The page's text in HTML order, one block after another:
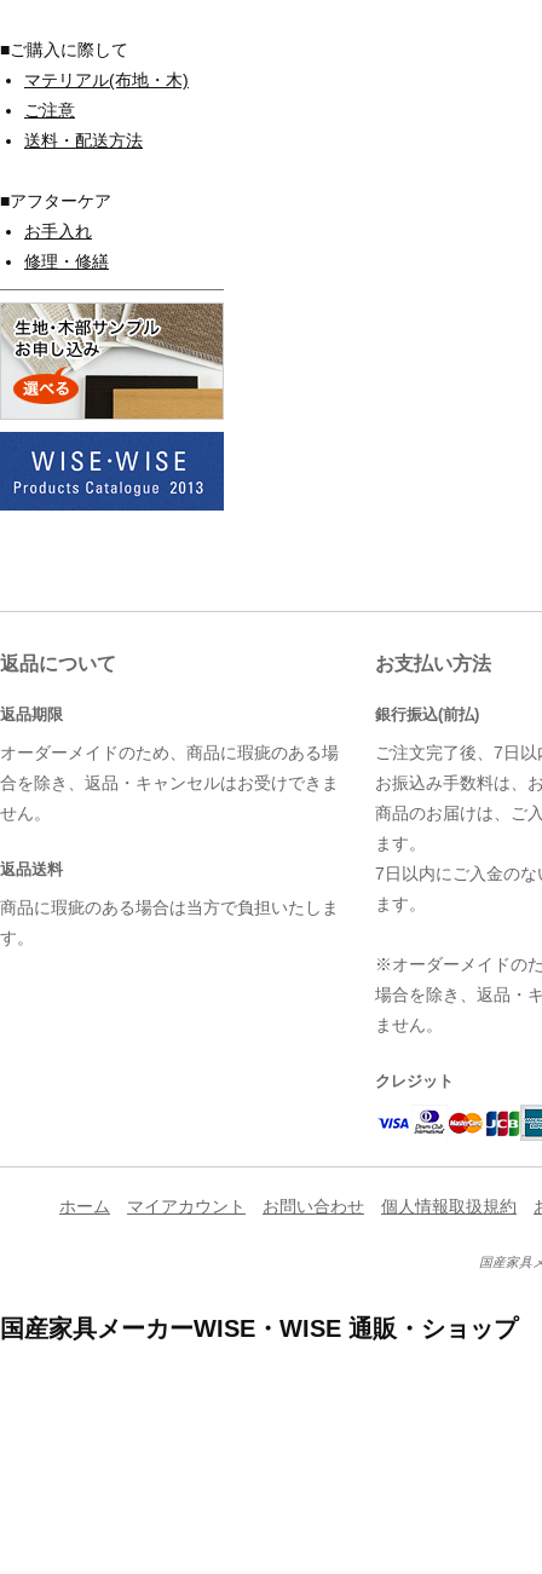
■ご購入に際して
マテリアル(布地・木)
ご注意
送料・配送方法
■アフターケア
お手入れ
修理・修繕
返品について
返品期限
オーダーメイドのため、商品に瑕疵のある場
合を除き、返品・キャンセルはお受けできま
せん。
返品送料
商品に瑕疵のある場合は当方で負担いたしま
す。
お支払い方法
銀行振込(前払)
ご注文完了後、7日
お振込み手数料は、
商品のお届けは、ご
ます。
7日以内にご入金の
ます。
※オーダーメイドの
場合を除き、返品・
ません。
クレジット
ホーム マイアカウント お問い合わせ 個人情報取扱規約
国産家具
国産家具メーカーWISE・WISE 通販・ショップ